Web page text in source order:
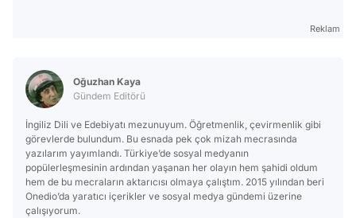
Reklam
Oğuzhan Kaya
Gündem Editörü
İngiliz Dili ve Edebiyatı mezunuyum. Öğretmenlik, çevirmenlik gibi
görevlerde bulundum. Bu esnada pek çok mizah mecrasında
yazılarım yayımlandı. Türkiye’de sosyal medyanın
popülerleşmesinin ardından yaşanan her olayın hem şahidi oldum
hem de bu mecraların aktarıcısı olmaya çalıştım. 2015 yılından beri
Onedio’da yaratıcı içerikler ve sosyal medya gündemi üzerine
çalışıyorum.